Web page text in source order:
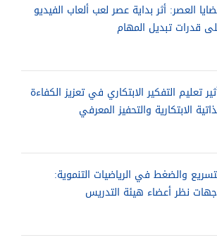
العصر: أثر بداية عصر لعب ألعاب الفيديو
قدرات تبديل المهام
تعليم التفكير الابتكاري في تعزيز الكفاءة
الابتكارية والتحفيز المعرفي
والضغط في الرياضيات التنموية:
نظر أعضاء هيئة التدريس